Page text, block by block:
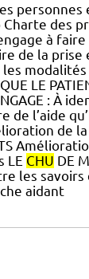
personnes
Charte des
à
de la prise
LE
: À
de l’aide
de
LE CHU DE
les
aidant